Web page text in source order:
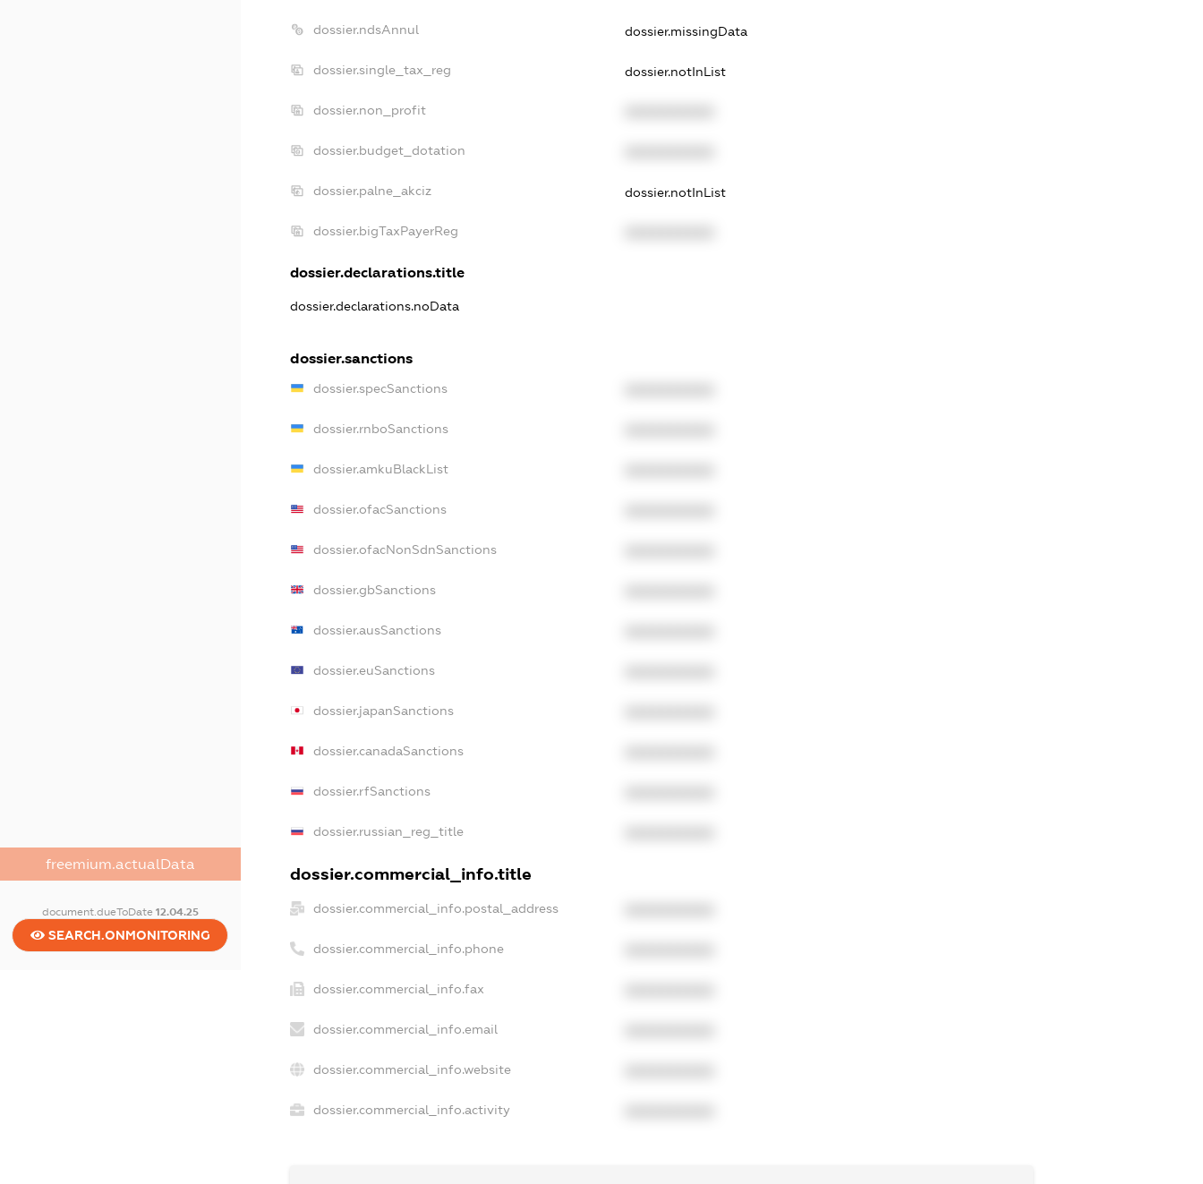
freemium.actualData
document.dueToDate 12.04.25
SEARCH.ONMONITORING
dossier.ndsAnnul dossier.missingData
dossier.single_tax_reg dossier.notInList
dossier.non_profit
dossier.budget_dotation
dossier.palne_akciz dossier.notInList
dossier.bigTaxPayerReg
dossier.declarations.title
dossier.declarations.noData
dossier.sanctions
dossier.specSanctions
dossier.rnboSanctions
dossier.amkuBlackList
dossier.ofacSanctions
dossier.ofacNonSdnSanctions
dossier.gbSanctions
dossier.ausSanctions
dossier.euSanctions
dossier.japanSanctions
dossier.canadaSanctions
dossier.rfSanctions
dossier.russian_reg_title
dossier.commercial_info.title
dossier.commercial_info.postal_address
dossier.commercial_info.phone
dossier.commercial_info.fax
dossier.commercial_info.email
dossier.commercial_info.website
dossier.commercial_info.activity